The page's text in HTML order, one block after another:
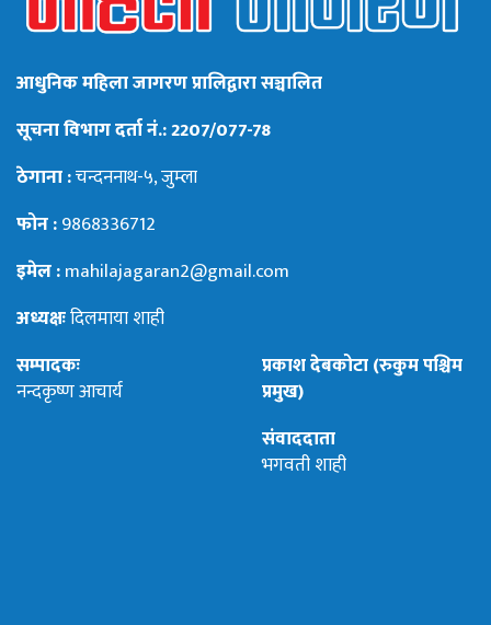
आधुनिक महिला जागरण प्रालिद्वारा सञ्चालित
सूचना विभाग दर्ता नं.: 2207/077-78
ठेगाना :चन्दननाथ-५, जुम्ला
फोन :9868336712
इमेल :mahilajagaran2@gmail.com
अध्यक्षःदिलमाया शाही
सम्पादकः
नन्दकृष्ण आचार्य
प्रकाश देबकोटा (रुकुम पश्चिम
प्रमुख)
संवाददाता
भगवती शाही